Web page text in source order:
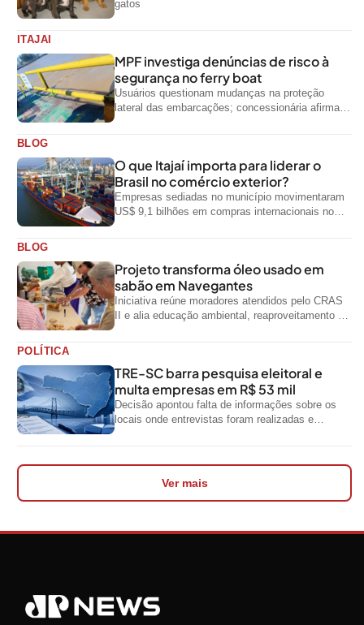
gatos
ITAJAI
MPF investiga denúncias de risco à
segurança no ferry boat
Usuários questionam mudanças na proteção
lateral das embarcações; concessionária afirma
BLOG
O que Itajaí importa para liderar o
Brasil no comércio exterior?
Empresas sediadas no município movimentaram
US$ 9,1 bilhões em compras internacionais no
BLOG
Projeto transforma óleo usado em
sabão em Navegantes
Iniciativa reúne moradores atendidos pelo CRAS
II e alia educação ambiental, reaproveitamento de
POLÍTICA
TRE-SC barra pesquisa eleitoral e
multa empresas em R$ 53 mil
Decisão apontou falta de informações sobre os
locais onde entrevistas foram realizadas e
Ver mais